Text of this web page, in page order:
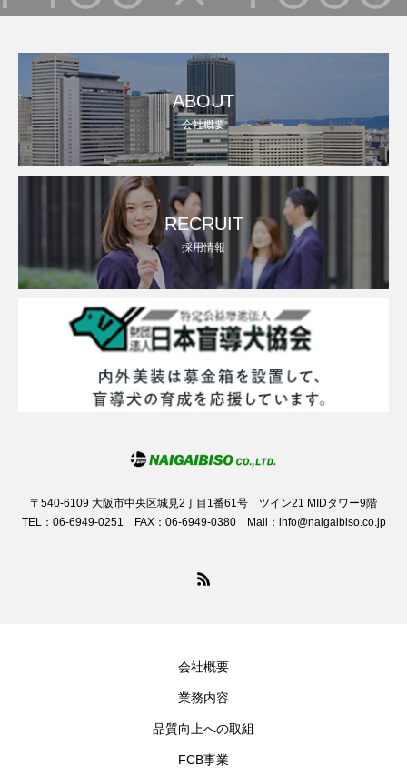
ABOUT
会社概要
RECRUIT
採用情報
〒540-6109 大阪市中央区城見2丁目1番61号 ツイン21 MIDタワー9階
TEL：06-6949-0251 FAX：06-6949-0380 Mail：info@naigaibiso.co.jp
会社概要
業務内容
品質向上への取組
FCB事業